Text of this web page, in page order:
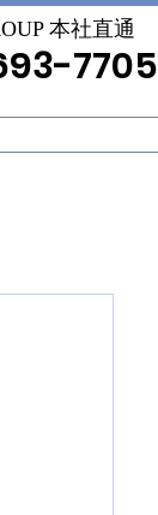
7705
本社直通